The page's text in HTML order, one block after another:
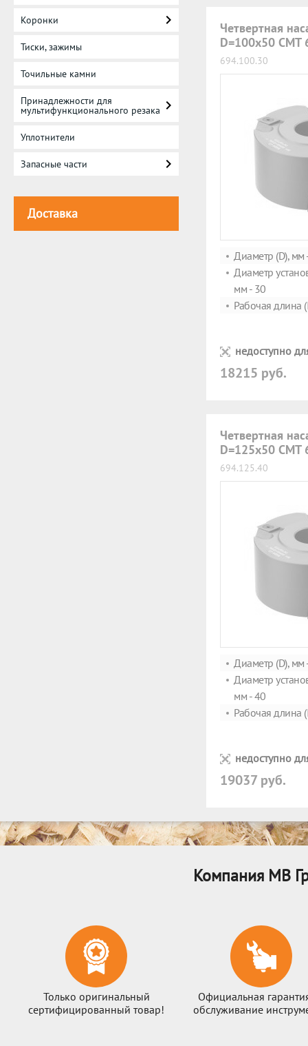
Коронки
Тиски, зажимы
Точильные камни
Принадлежности для
мультифункционального резака
Уплотнители
Запасные части
Доставка
Четвертная
D=100x50 CMT
694.100.30
Диаметр (D), мм
Диаметр
мм - 30
Рабочая длина
недоступно
18215 руб.
Четвертная
D=125x50 CMT
694.125.40
Диаметр (D), мм
Диаметр
мм - 40
Рабочая длина
недоступно
19037 руб.
Компания МВ
Только оригинальный
сертифицированный товар!
Официальная
обслуживание